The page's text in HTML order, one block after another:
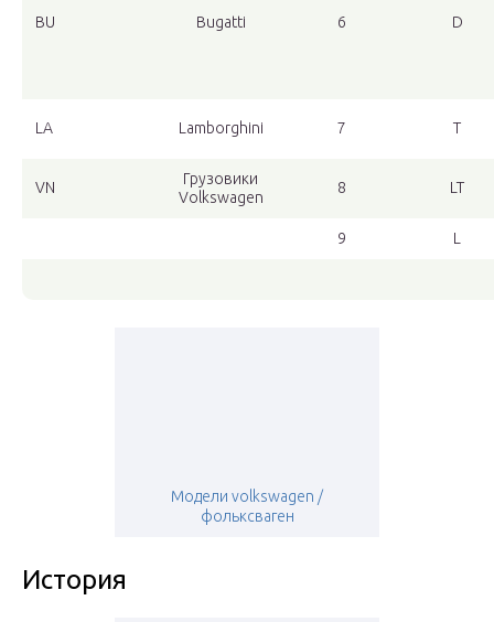
BU Bugatti 6 D
LA Lamborghini 7 T
VN
Грузовики
Volkswagen
8 LT
9 L
Модели volkswagen /
фольксваген
История